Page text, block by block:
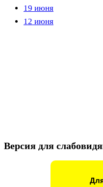
19 июня
12 июня
Версия для